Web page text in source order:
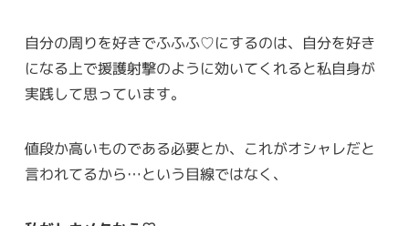
自分の周りを好きでふふふ♡にするのは、自分を好き
になる上で援護射撃のように効いてくれると私自身が
実践して思っています。
値段か高いものである必要とか、これがオシャレだと
言われてるから…という目線ではなく、